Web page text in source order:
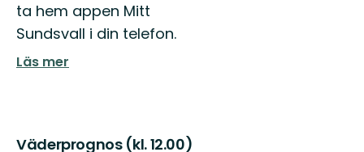
ta hem appen Mitt
Sundsvall i din telefon.
Läs mer
Väderprognos (kl. 12.00)